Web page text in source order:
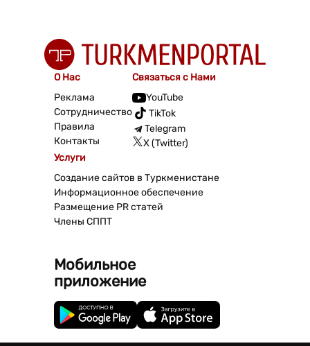
О Нас
Реклама
Сотрудничество
Правила
Контакты
Связаться с Нами
YouTube
TikTok
Telegram
X (Twitter)
Услуги
Создание сайтов в Туркменистане
Информационное обеспечение
Размещение PR статей
Члены СППТ
Мобильное
приложение